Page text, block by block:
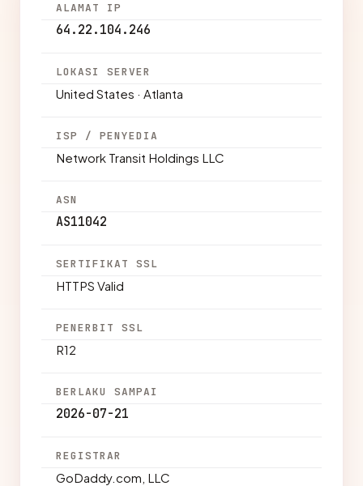
ALAMAT IP
64.22.104.246
LOKASI SERVER
United States · Atlanta
ISP / PENYEDIA
Network Transit Holdings LLC
ASN
AS11042
SERTIFIKAT SSL
HTTPS Valid
PENERBIT SSL
R12
BERLAKU SAMPAI
2026-07-21
REGISTRAR
GoDaddy.com, LLC